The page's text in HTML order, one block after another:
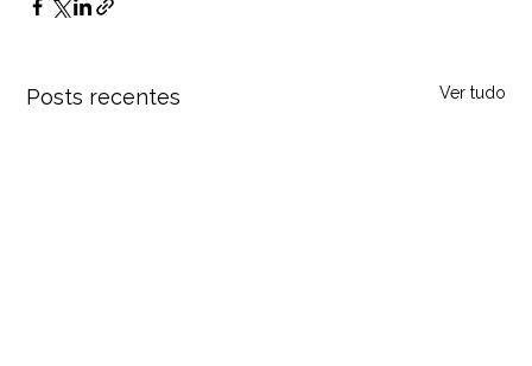
Posts recentes Ver tudo